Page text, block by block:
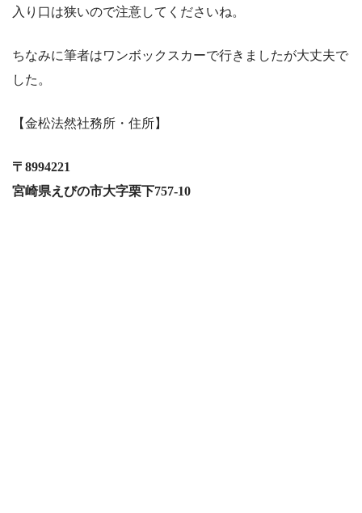
入り口は狭いので注意してくださいね。
ちなみに筆者はワンボックスカーで行きましたが大丈夫で
した。
【金松法然社務所・住所】
〒8994221
宮崎県えびの市大字栗下757-10